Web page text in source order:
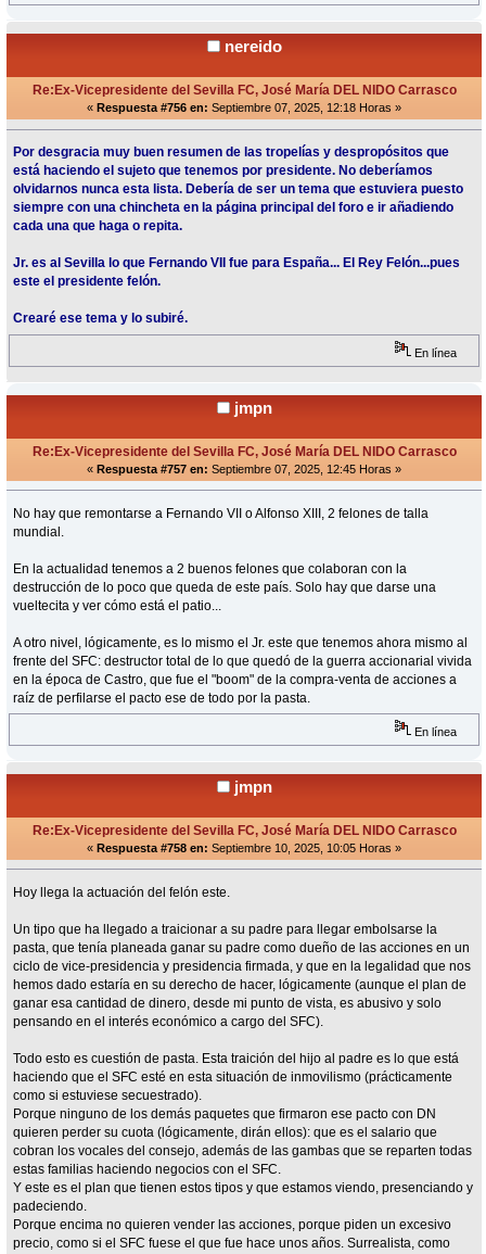
nereido
Re:Ex-Vicepresidente del Sevilla FC, José María DEL NIDO Carrasco
« Respuesta #756 en: Septiembre 07, 2025, 12:18 Horas »
Por desgracia muy buen resumen de las tropelías y despropósitos que
está haciendo el sujeto que tenemos por presidente. No deberíamos
olvidarnos nunca esta lista. Debería de ser un tema que estuviera puesto
siempre con una chincheta en la página principal del foro e ir añadiendo
cada una que haga o repita.
Jr. es al Sevilla lo que Fernando VII fue para España... El Rey Felón...pues
este el presidente felón.
Crearé ese tema y lo subiré.
En línea
jmpn
Re:Ex-Vicepresidente del Sevilla FC, José María DEL NIDO Carrasco
« Respuesta #757 en: Septiembre 07, 2025, 12:45 Horas »
No hay que remontarse a Fernando VII o Alfonso XIII, 2 felones de talla
mundial.
En la actualidad tenemos a 2 buenos felones que colaboran con la
destrucción de lo poco que queda de este país. Solo hay que darse una
vueltecita y ver cómo está el patio...
A otro nivel, lógicamente, es lo mismo el Jr. este que tenemos ahora mismo al
frente del SFC: destructor total de lo que quedó de la guerra accionarial vivida
en la época de Castro, que fue el "boom" de la compra-venta de acciones a
raíz de perfilarse el pacto ese de todo por la pasta.
En línea
jmpn
Re:Ex-Vicepresidente del Sevilla FC, José María DEL NIDO Carrasco
« Respuesta #758 en: Septiembre 10, 2025, 10:05 Horas »
Hoy llega la actuación del felón este.
Un tipo que ha llegado a traicionar a su padre para llegar embolsarse la
pasta, que tenía planeada ganar su padre como dueño de las acciones en un
ciclo de vice-presidencia y presidencia firmada, y que en la legalidad que nos
hemos dado estaría en su derecho de hacer, lógicamente (aunque el plan de
ganar esa cantidad de dinero, desde mi punto de vista, es abusivo y solo
pensando en el interés económico a cargo del SFC).
Todo esto es cuestión de pasta. Esta traición del hijo al padre es lo que está
haciendo que el SFC esté en esta situación de inmovilismo (prácticamente
como si estuviese secuestrado).
Porque ninguno de los demás paquetes que firmaron ese pacto con DN
quieren perder su cuota (lógicamente, dirán ellos): que es el salario que
cobran los vocales del consejo, además de las gambas que se reparten todas
estas familias haciendo negocios con el SFC.
Y este es el plan que tienen estos tipos y que estamos viendo, presenciando y
padeciendo.
Porque encima no quieren vender las acciones, porque piden un excesivo
precio, como si el SFC fuese el que fue hace unos años. Surrealista, como